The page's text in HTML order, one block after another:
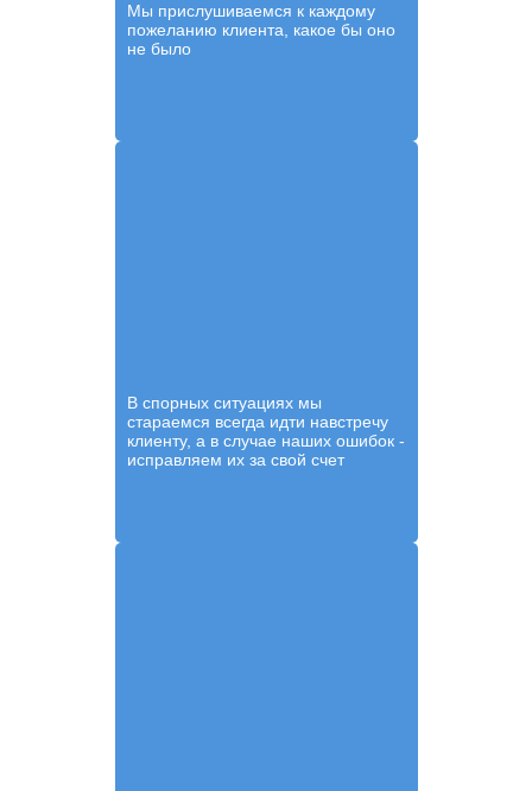
Мы прислушиваемся к каждому
пожеланию клиента, какое бы оно
не было
В спорных ситуациях мы
стараемся всегда идти навстречу
клиенту, а в случае наших ошибок -
исправляем их за свой счет